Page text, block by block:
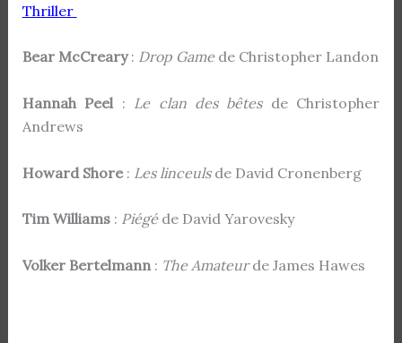
Thriller
Bear McCreary: Drop Game de Christopher Landon
Hannah Peel : Le clan des bêtesde Christopher
Andrews
Howard Shore : Les linceulsde David Cronenberg
Tim Williams: Piégé de David Yarovesky
Volker Bertelmann: The Amateurde James Hawes